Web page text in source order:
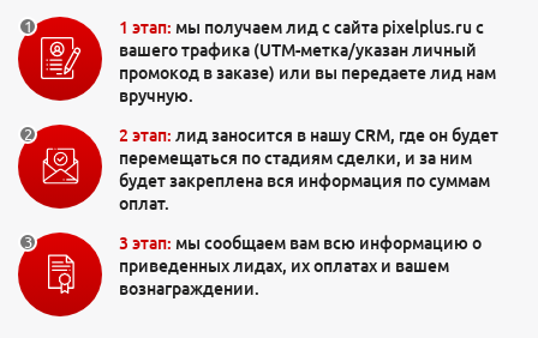
1 этап: мы получаем лид с сайта pixelplus.ru с
вашего трафика (UTM-метка/указан личный
промокод в заказе) или вы передаете лид нам
вручную.
2 этап: лид заносится в нашу CRM, где он будет
перемещаться по стадиям сделки, и за ним
будет закреплена вся информация по суммам
оплат.
3 этап: мы сообщаем вам всю информацию о
приведенных лидах, их оплатах и вашем
вознаграждении.
Интернет-магазин
Разработка дизайна
Тарифы и цены
Яндекс Директ
Коллтрекинг
Таргетированная реклама
Продвижение Telegram-канала
Создание и ведение групп
SEO для карточек товаров
Повышение продаж магазина
Продвижение на Ozon
Магазин на Яндекс Маркете